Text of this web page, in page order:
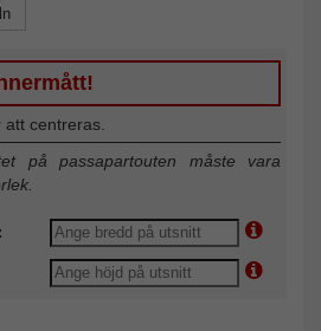
att centreras.
på passapartouten måste vara